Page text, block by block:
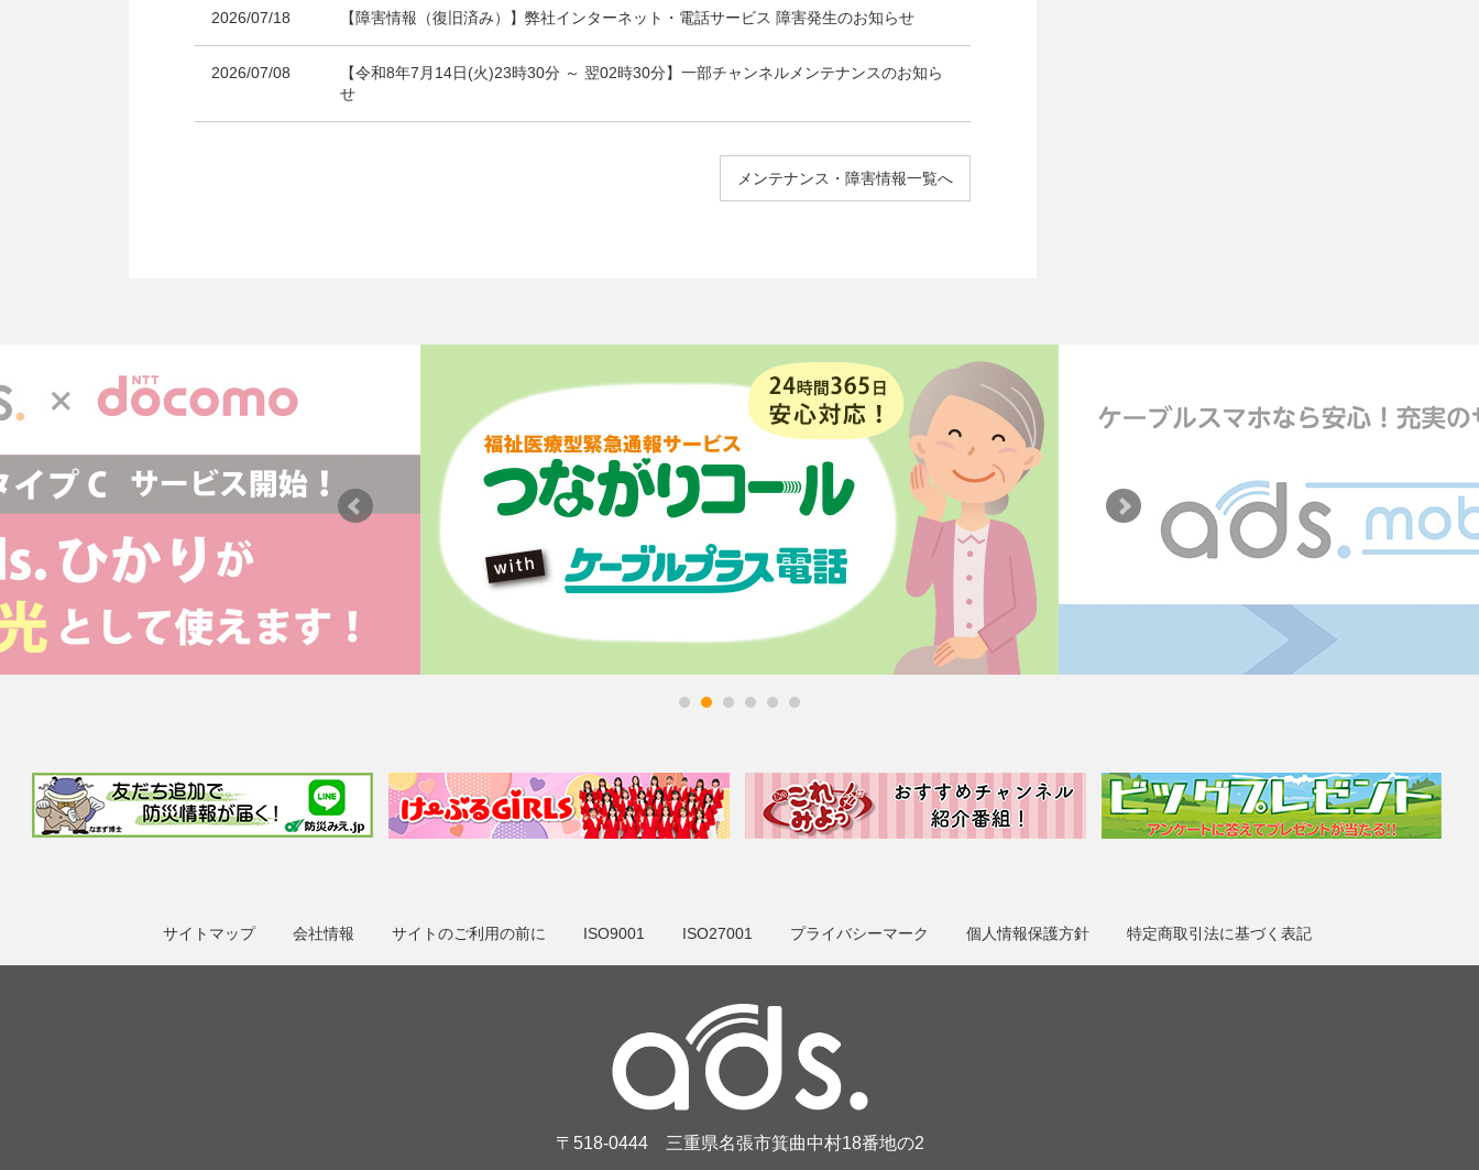
2026/07/18 【障害情報（復旧済み）】弊社インターネット・電話サービス 障害発生のお知らせ
2026/07/08
【令和8年7月14日(火)23時30分 ～ 翌02時30分】一部チャンネルメンテナンスのお知ら
せ
メンテナンス・障害情報一覧へ
サイトマップ 会社情報 サイトのご利用の前に ISO9001 ISO27001 プライバシーマーク 個人情報保護方針 特定商取引法に基づく表記
〒518-0444 三重県名張市箕曲中村18番地の2